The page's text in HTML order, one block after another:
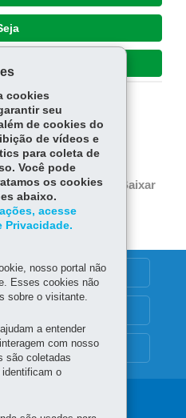
Tw
itt
er
W
ha
ts
p
Imprimir Baixar
cookies
seu
de cookies do
de vídeos e
para coleta de
Você pode
os cookies
abaixo.
acesse
Privacidade.
nosso portal não
Esses cookies não
sobre o visitante.
a entender
com nosso
são coletadas
o